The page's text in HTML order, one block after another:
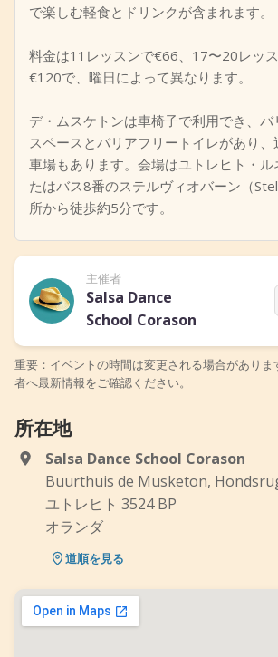
で楽しむ軽食とドリンクが含まれます。
料金は11レッスンで€66、17〜20レッ
€120で、曜日によって異なります。
デ・ムスケトンは車椅子で利用でき、
スペースとバリアフリートイレがあり
車場もあります。会場はユトレヒト・ル
たはバス8番のステルヴィオバーン（
所から徒歩約5分です。
主催者
Salsa Dance
School Corason
重要：イベントの時間は変更される場合があり
者へ最新情報をご確認ください。
所在地
Salsa Dance School Corason
Buurthuis de Musketon,
ユトレヒト 3524 BP
オランダ
道順を見る